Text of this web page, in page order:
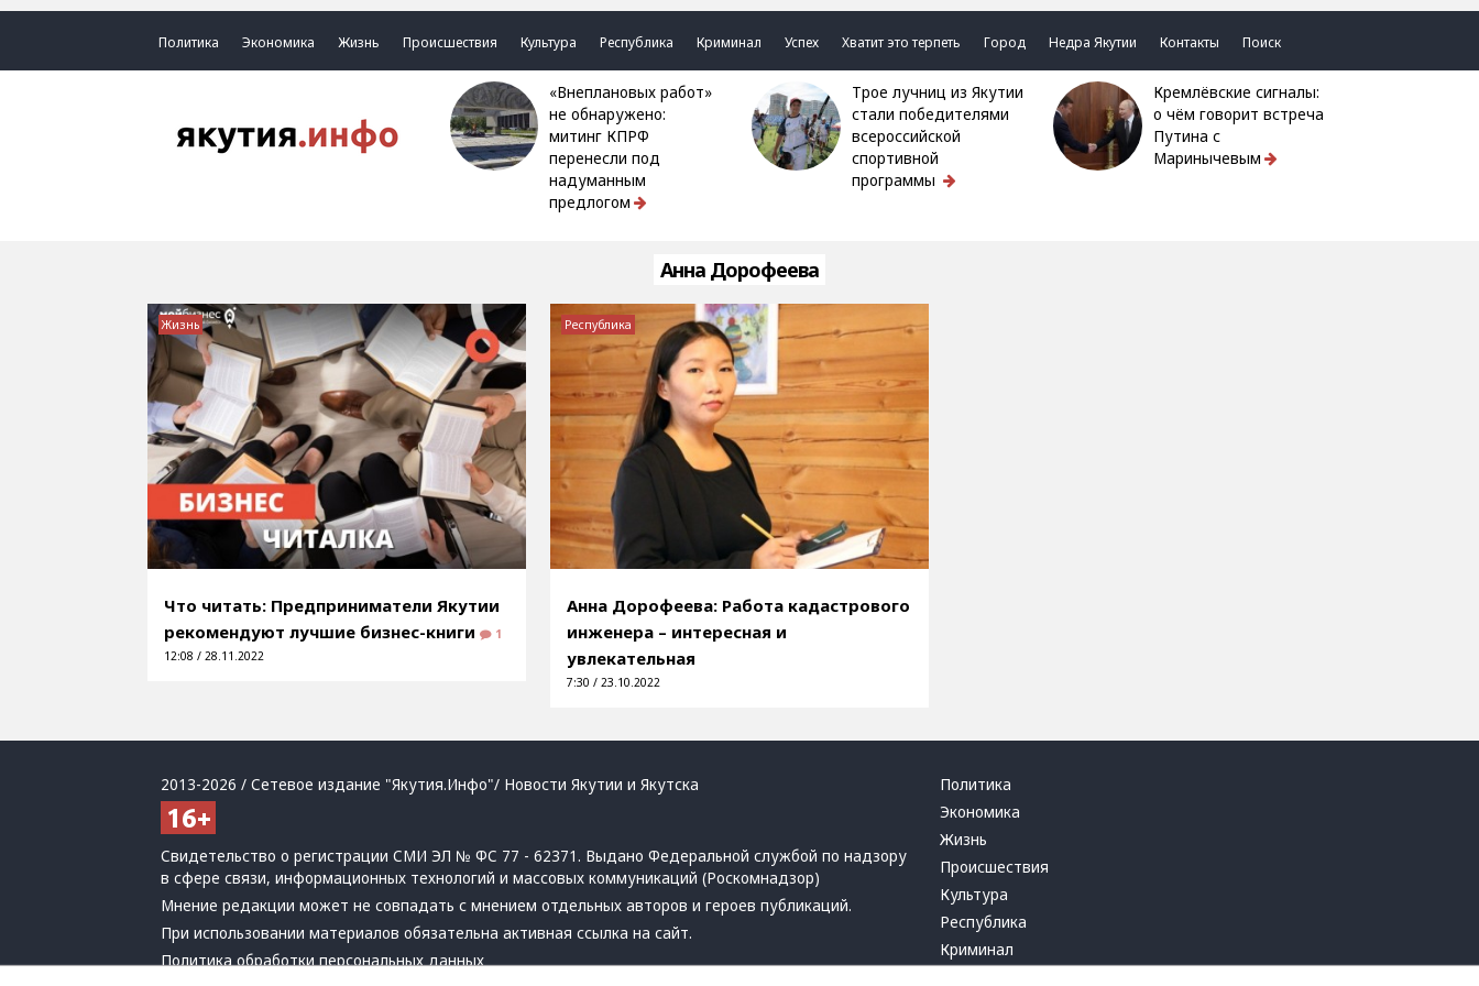
Политика Экономика Жизнь Происшествия Культура Республика Криминал Успех Хватит это терпеть Город Недра Якутии Контакты Поиск
«Внеплановых работ»
не обнаружено:
митинг КПРФ
перенесли под
надуманным
предлогом
Трое лучниц из Якутии
стали победителями
всероссийской
спортивной
программы
Кремлёвские сигналы:
о чём говорит встреча
Путина с
Маринычевым
Анна Дорофеева
Что читать: Предприниматели Якутии
рекомендуют лучшие бизнес-книги
1
12:08 / 28.11.2022
Жизнь
Анна Дорофеева: Работа кадастрового
инженера – интересная и
увлекательная
7:30 / 23.10.2022
Республика
2013-2026 / Сетевое издание "Якутия.Инфо"/ Новости Якутии и Якутска
Свидетельство о регистрации СМИ ЭЛ № ФС 77 - 62371. Выдано Федеральной службой по надзору
в сфере связи, информационных технологий и массовых коммуникаций (Роскомнадзор)
Мнение редакции может не совпадать с мнением отдельных авторов и героев публикаций.
При использовании материалов обязательна активная ссылка на сайт.
Политика обработки персональных данных
Политика
Экономика
Жизнь
Происшествия
Культура
Республика
Криминал